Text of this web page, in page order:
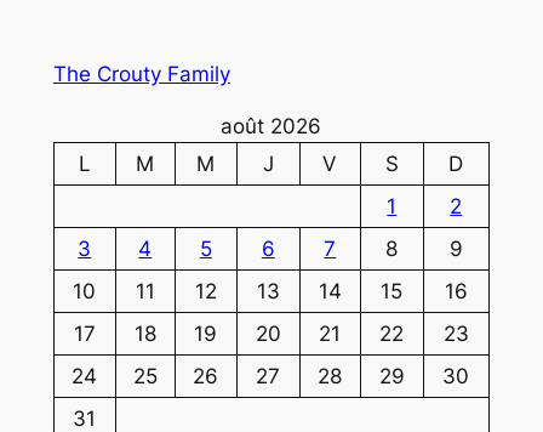
The Crouty Family
août 2026
L
M M J V S
D
1
2
3
4 5 6 7 8
9
10
11 12 13 14 15
16
17
18 19 20 21 22
23
24
25 26 27 28 29
30
31